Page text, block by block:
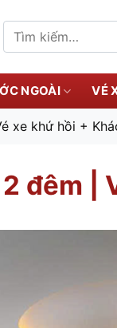
kiếm:
NGOÀI VÉ
xe khứ hồi +
đêm |